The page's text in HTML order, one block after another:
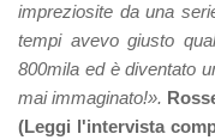
impreziosite da una
tempi avevo giusto
800mila ed è diventato
mai immaginato!».
(Leggi l'intervista